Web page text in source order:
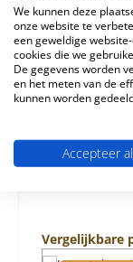
Sohn Wien
vlamplaat
Productgalerij
Vergelijkbare
We kunnen deze
onze website te
een geweldige
cookies die we
De gegevens worden
en het meten van de
kunnen worden
Accepteer